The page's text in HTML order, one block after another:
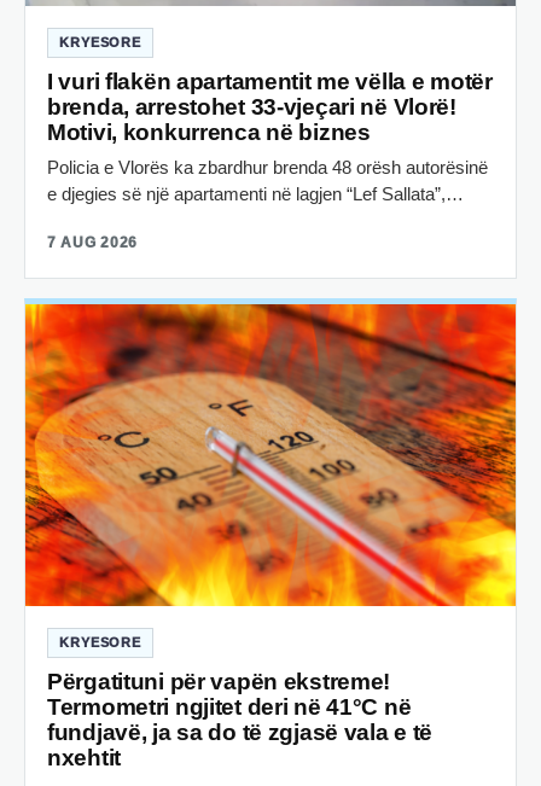
KRYESORE
I vuri flakën apartamentit me vëlla e motër
brenda, arrestohet 33-vjeçari në Vlorë!
Motivi, konkurrenca në biznes
Policia e Vlorës ka zbardhur brenda 48 orësh autorësinë
e djegies së një apartamenti në lagjen “Lef Sallata”,…
7 AUG 2026
KRYESORE
Përgatituni për vapën ekstreme!
Termometri ngjitet deri në 41°C në
fundjavë, ja sa do të zgjasë vala e të
nxehtit